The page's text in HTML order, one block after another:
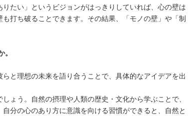
たい」というビジョンがはっきりしていれば、心の壁は
打ち破ることできます。その結果、「モノの壁」や「制
。
と理想の未来を語り合うことで、具体的なアイデアを出
ょう。自然の摂理や人類の歴史・文化から学ぶことで、
分の心のあり方に意識を向ける習慣ができると、自然と